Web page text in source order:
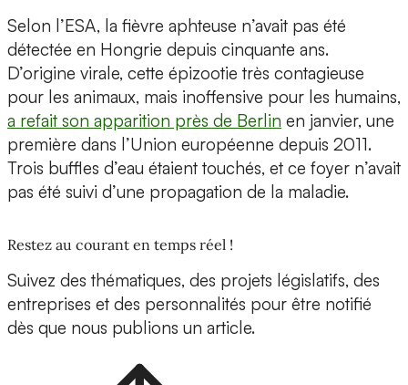
Selon l’ESA, la fièvre aphteuse n’avait pas été
détectée en Hongrie depuis cinquante ans.
D’origine virale, cette épizootie très contagieuse
pour les animaux, mais inoffensive pour les humains,
a refait son apparition près de Berlin en janvier, une
première dans l’Union européenne depuis 2011.
Trois buffles d’eau étaient touchés, et ce foyer n’avait
pas été suivi d’une propagation de la maladie.
Restez au courant en temps réel !
Suivez des thématiques, des projets législatifs, des
entreprises et des personnalités pour être notifié
dès que nous publions un article.